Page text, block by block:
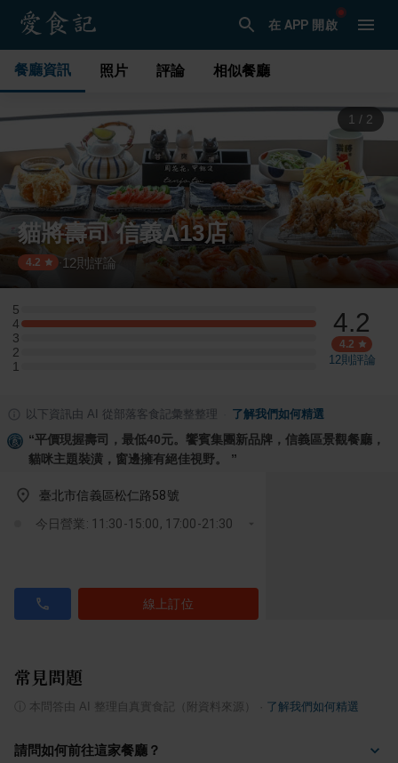
在 APP 開啟
餐廳資訊 照片 評論 相似餐廳
1 / 2
貓將壽司 信義A13店
4.2 12則評論
5
5 星：0 則評論
4
4 星：2 則評論
3
3 星：0 則評論
2
2 星：0 則評論
1
1 星：0 則評論
4.2
4.2
12則評論
以下資訊由 AI 從部落客食記彙整整理 了解我們如何精選
“平價現握壽司，最低40元。饗賓集團新品牌，信義區景觀餐廳，
貓咪主題裝潢，窗邊擁有絕佳視野。 ”
臺北市信義區松仁路58號
今日營業: 11:30-15:00, 17:00-21:30
線上訂位
常見問題
本問答由 AI 整理自真實食記（附資料來源） 了解我們如何精選
請問如何前往這家餐廳？